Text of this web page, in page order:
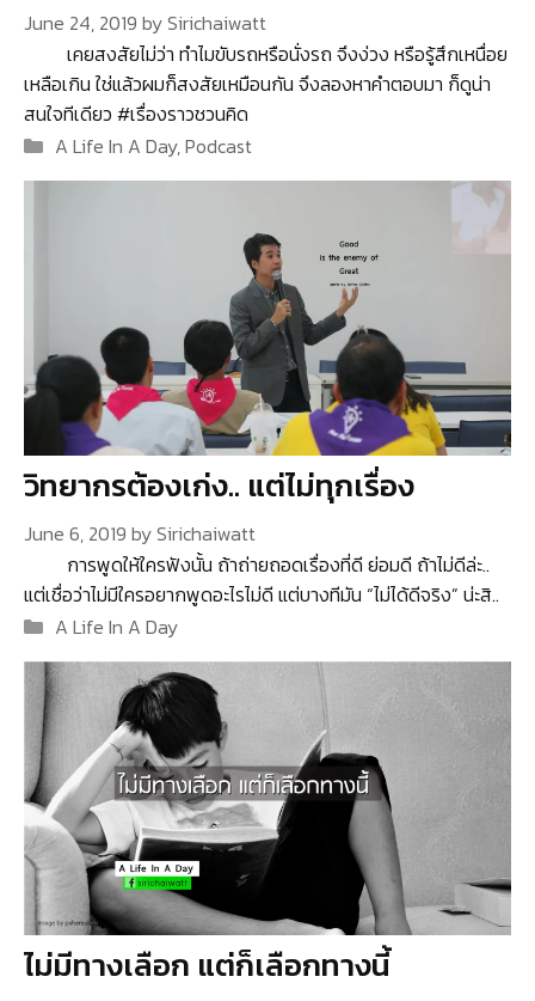
June 24, 2019 bySirichaiwatt
เคยสงสัยไม่ว่า ทำไมขับรถหรือนั่งรถ จึงง่วง หรือรู้สึกเหนื่อย
เหลือเกิน ใช่แล้วผมก็สงสัยเหมือนกัน จึงลองหาคำตอบมา ก็ดูน่า
สนใจทีเดียว #เรื่องราวชวนคิด
Categories
A Life In A Day,Podcast
วิทยากรต้องเก่ง.. แต่ไม่ทุกเรื่อง
June 6, 2019 bySirichaiwatt
การพูดให้ใครฟังนั้น ถ้าถ่ายถอดเรื่องที่ดี ย่อมดี ถ้าไม่ดีล่ะ..
แต่เชื่อว่าไม่มีใครอยากพูดอะไรไม่ดี แต่บางทีมัน “ไม่ได้ดีจริง” น่ะสิ..
Categories
A Life In A Day
ไม่มีทางเลือก แต่ก็เลือกทางนี้